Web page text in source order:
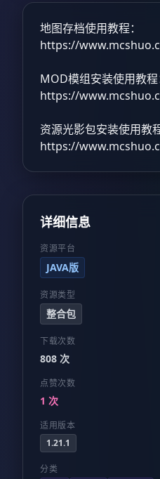
地图存档使用教程：
https://
MOD模组安装使用教程
https://
资源光影包安装使用教程
https://
详细信息
资源平台
JAVA版
资源类型
整合包
下载次数
808 次
点赞次数
1 次
适用版本
1.21.1
分类